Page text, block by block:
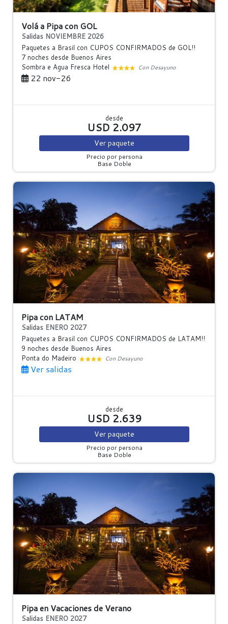
Volá a Pipa con GOL
Salidas NOVIEMBRE 2026
Paquetes a Brasil con CUPOS CONFIRMADOS de GOL!!
7 noches desde Buenos Aires
Sombra e Agua Fresca Hotel
Con Desayuno
22 nov-26
desde
USD 2.097
Ver paquete
Precio por persona
Base Doble
Pipa con LATAM
Salidas ENERO 2027
Paquetes a Brasil con CUPOS CONFIRMADOS de LATAM!!
9 noches desde Buenos Aires
Ponta do Madeiro
Con Desayuno
Ver salidas
desde
USD 2.639
Ver paquete
Precio por persona
Base Doble
Pipa en Vacaciones de Verano
Salidas ENERO 2027